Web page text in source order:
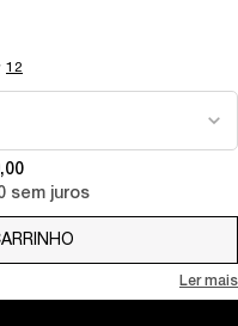
12
sem juros
Ler mais